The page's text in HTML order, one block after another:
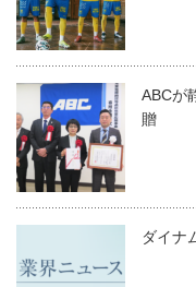
ABCが
贈
ダイナ